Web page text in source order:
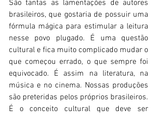
São tantas as lamentações de autores
brasileiros, que gostaria de possuir uma
fórmula mágica para estimular a leitura
nesse povo plugado. É uma questão
cultural e fica muito complicado mudar o
que começou errado, o que sempre foi
equivocado. É assim na literatura, na
música e no cinema. Nossas produções
são preteridas pelos próprios brasileiros.
É o conceito cultural que deve ser